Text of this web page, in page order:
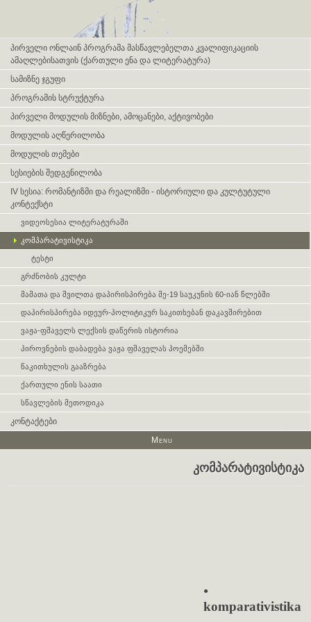
Skip navigation
პირველი ონლაინ პროგრამა მასწავლებელთა კვალიფიკაციის
ამაღლებისათვის (ქართული ენა და ლიტერატურა)
სამიზნე ჯგუფი
პროგრამის სტრუქტურა
პირველი მოდულის მიზნები, ამოცანები, აქტივობები
მოდულის აღწერილობა
მოდულის თემები
სესიების შედგენილობა
IV სესია: რომანტიზმი და რეალიზმი - ისტორიული და კულტუტული
კონტექსტი
ვიდეოსესია ლიტერატურაში
კომპარატივისტიკა
ტესტი
გრძნობის კულტი
მამათა და შვილთა დაპირისპირება მე-19 საუკუნის 60-იან წლებში
დაპირისპირება იდეურ-პოლიტიკურ საკითხებან დაკავშირებით
ვაჟა-ფშაველს ლექსის დაწერის ისტორია
პიროვნების დაბადება ვაჟა ფშაველას პოემებში
წაკითხულის გააზრება
ქართული ენის საათი
სწავლების მეთოდიკა
კონტაქტები
Menu
კომპარატივისტიკა
●
komparativistika